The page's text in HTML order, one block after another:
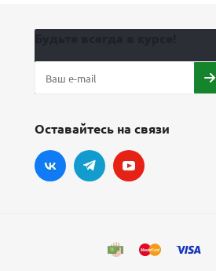
Оставайтесь на связи